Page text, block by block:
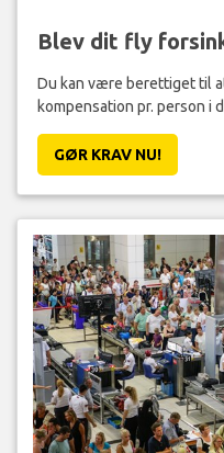
Blev dit fly
Du kan være berettiget til
kompensation pr. person i
GØR KRAV NU!